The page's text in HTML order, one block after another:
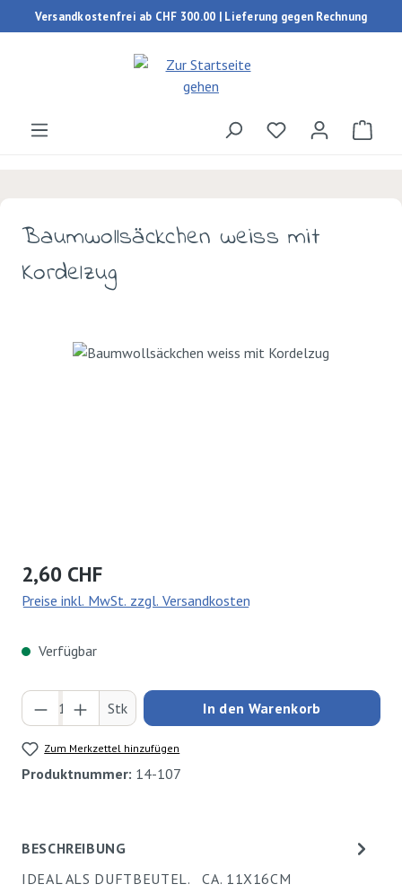
Zum Hauptinhalt springen
Versandkostenfrei ab CHF 300.00 | Lieferung gegen Rechnung
Du hast 0
Baumwollsäckchen weiss mit
Kordelzug
Bildergalerie überspringen
Regulärer Preis:
2,60 CHF
Preise inkl. MwSt. zzgl. Versandkosten
Verfügbar
Produkt Anzahl: Gib den gewünschten Wert
Stk In den Warenkorb
Zum Merkzettel hinzufügen
Produktnummer: 14-107
BESCHREIBUNG
IDEAL ALS DUFTBEUTEL. CA. 11X16CM